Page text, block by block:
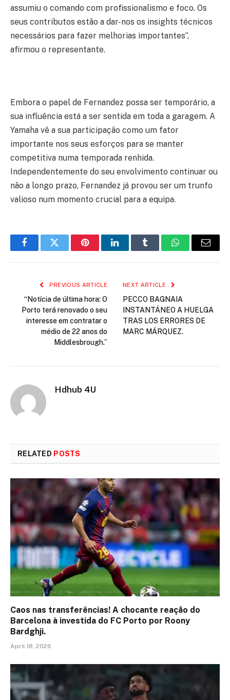
assumiu o comando com profissionalismo e foco. Os
seus contributos estão a dar-nos os insights técnicos
necessários para fazer melhorias importantes”,
afirmou o representante.
Embora o papel de Fernandez possa ser temporário, a
sua influência está a ser sentida em toda a garagem. A
Yamaha vê a sua participação como um fator
importante nos seus esforços para se manter
competitiva numa temporada renhida.
Independentemente do seu envolvimento continuar ou
não a longo prazo, Fernandez já provou ser um trunfo
valioso num momento crucial para a equipa.
FacebookTwitter PinterestLinkedInTumblr WhatsAppEmail
PREVIOUS ARTICLE
“Notícia de última hora: O
Porto terá renovado o seu
interesse em contratar o
médio de 22 anos do
Middlesbrough.”
NEXT ARTICLE
PECCO BAGNAIA
INSTANTÁNEO A HUELGA
TRAS LOS ERRORES DE
MARC MÁRQUEZ.
Hdhub 4U
RELATED POSTS
Caos nas transferências! A chocante reação do
Barcelona à investida do FC Porto por Roony
Bardghji.
April 18, 2026